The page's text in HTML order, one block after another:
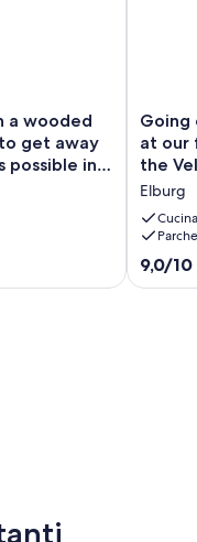
a wooded
get away
possible in
Forest and
Going
on
holiday
with
the
entire
family?
Stay
at
Going
at our
the
Elburg
Cucina
9.0
su
9,0/10